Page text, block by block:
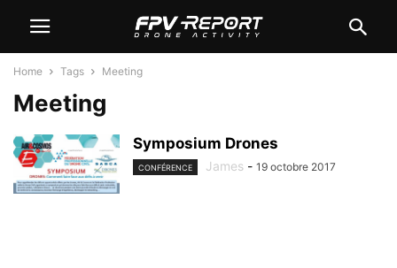
Home Tags Meeting
Meeting
Symposium Drones
CONFÉRENCE James - 19 octobre 2017